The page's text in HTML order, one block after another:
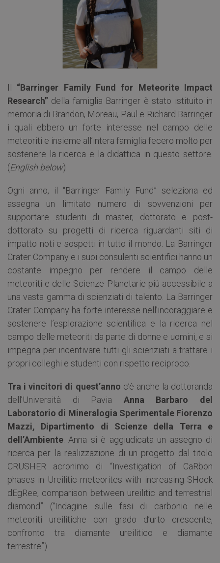
Il “Barringer Family Fund for Meteorite Impact
Research” della famiglia Barringer è stato istituito in
memoria di Brandon, Moreau, Paul e Richard Barringer
i quali ebbero un forte interesse nel campo delle
meteoriti e insieme all’intera famiglia fecero molto per
sostenere la ricerca e la didattica in questo settore.
(English below)
Ogni anno, il “Barringer Family Fund” seleziona ed
assegna un limitato numero di sovvenzioni per
supportare studenti di master, dottorato e post-
dottorato su progetti di ricerca riguardanti siti di
impatto noti e sospetti in tutto il mondo. La Barringer
Crater Company e i suoi consulenti scientifici hanno un
costante impegno per rendere il campo delle
meteoriti e delle Scienze Planetarie più accessibile a
una vasta gamma di scienziati di talento. La Barringer
Crater Company ha forte interesse nell’incoraggiare e
sostenere l’esplorazione scientifica e la ricerca nel
campo delle meteoriti da parte di donne e uomini, e si
impegna per incentivare tutti gli scienziati a trattare i
propri colleghi e studenti con rispetto reciproco.
Tra i vincitori di quest’anno c’è anche la dottoranda
dell’Università di Pavia Anna Barbaro del
Laboratorio di Mineralogia Sperimentale Fiorenzo
Mazzi, Dipartimento di Scienze della Terra e
dell’Ambiente . Anna si è aggiudicata un assegno di
ricerca per la realizzazione di un progetto dal titolo
CRUSHER acronimo di “Investigation of CaRbon
phases in Ureilitic meteorites with increasing SHock
dEgRee, comparison between ureilitic and terrestrial
diamond” (“Indagine sulle fasi di carbonio nelle
meteoriti ureilitiche con grado d’urto crescente,
confronto tra diamante ureilitico e diamante
terrestre”).